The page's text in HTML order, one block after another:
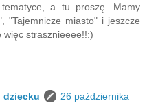
a tu proszę. Mamy
"Tajemnicze miasto" i jeszcze
więc strasznieeee!!:)
dziecku
26 października